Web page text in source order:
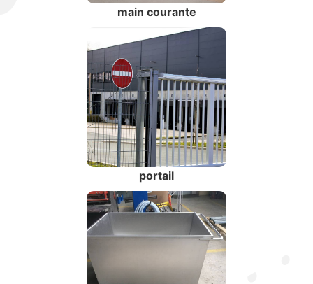
main courante
portail